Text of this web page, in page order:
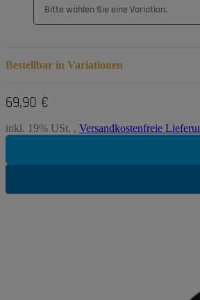
Bitte wählen Sie eine Variation.
Bestellbar in Variationen
69,90 €
inkl. 19% USt. , Versandkostenfreie